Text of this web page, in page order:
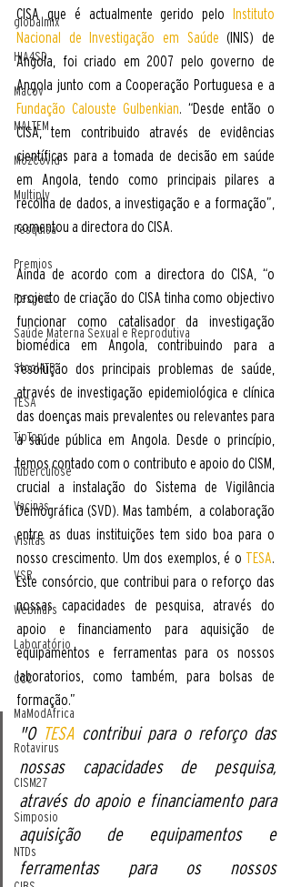
globalmix
HIA4SD
Macov
MALTEM
MozCovid
Multiply
Pesquisa
Premios
Respire
Saúde Materna Sexual e Reprodutiva
Stool4TB
TESA
TipTop
Tuberculose
Vacinas
Visitas
VSR
Webinars
Laboratório
CCC
MaModAfrica
Rotavirus
CISM27
Simposio
NTDs
CISA que é actualmente gerido pelo Instituto
Nacional de Investigação em Saúde (INIS) de
Angola, foi criado em 2007 pelo governo de
Fundação Calouste Gulbenkian. “Desde então o
CISA, tem contribuido através de evidências
científicas para a tomada de decisão em saúde
em Angola, tendo como principais pilares a
recolha de dados, a investigação e a formação”,
comentou a directora do CISA.
Ainda de acordo com a directora do CISA, “o
projecto de criação do CISA tinha como objectivo
funcionar como catalisador da investigação
biomédica em Angola, contribuindo para a
resolução dos principais problemas de saúde,
através de investigação epidemiológica e clínica
das doenças mais prevalentes ou relevantes para
a saúde pública em Angola. Desde o princípio,
temos contado com o contributo e apoio do CISM,
crucial a instalação do Sistema de Vigilância
Demográfica (SVD). Mas também,  a colaboração
entre as duas instituições tem sido boa para o
nosso crescimento. Um dos exemplos, é o TESA.
Este consórcio, que contribui para o reforço das
nossas capacidades de pesquisa, através do
apoio e financiamento para aquisição de
equipamentos e ferramentas para os nossos
laboratorios, como também, para bolsas de
formação.”
"O TESA contribui para o reforço das
nossas capacidades de pesquisa,
através do apoio e financiamento para
aquisição de equipamentos e
ferramentas para os nossos